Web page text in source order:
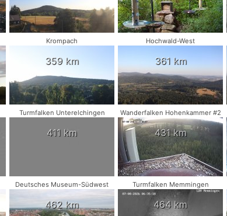
Krompach
359 km
Hochwald-West
361 km
Turmfalken Unterelchingen
411 km
Wanderfalken Hohenkammer #2
431 km
Deutsches Museum-Südwest
462 km
Turmfalken Memmingen
464 km